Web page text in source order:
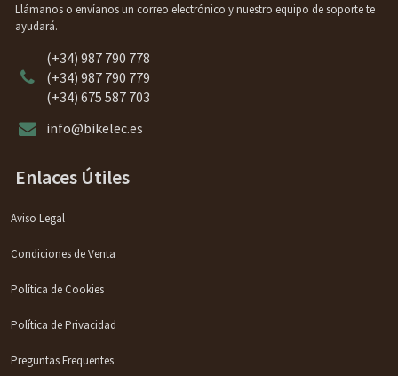
Llámanos o envíanos un correo electrónico y nuestro equipo de soporte te
ayudará.
(+34) 987 790 778
(+34) 987 790 779
(+34) 675 587 703
info@bikelec.es
Enlaces Útiles
Aviso Legal
Condiciones de Venta
Política de Cookies
Política de Privacidad
Preguntas Frequentes